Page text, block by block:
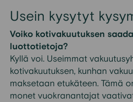
Usein kysytyt
Voiko kotivakuutuksen
luottotietoja?
Kyllä voi. Useimmat
kotivakuutuksen, kunhan
maksetaan etukäteen. Tämä
monet vuokranantajat